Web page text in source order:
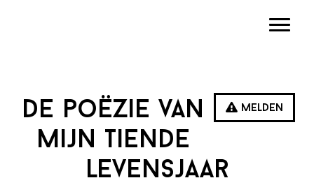
Melden
De poëzie van
mijn tiende
levensjaar